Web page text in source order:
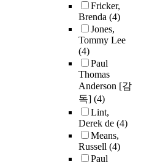
Fricker,
Brenda (4)
Jones,
Tommy Lee
(4)
Paul
Thomas
Anderson [감
독] (4)
Lint,
Derek de (4)
Means,
Russell (4)
Paul